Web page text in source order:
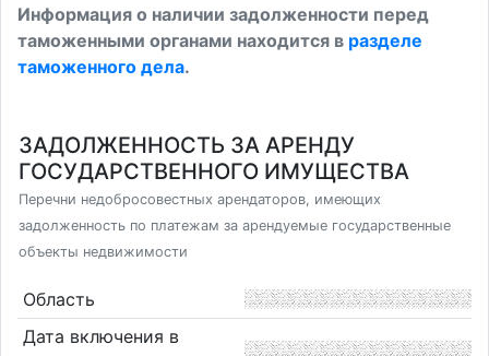
Информация о наличии задолженности перед
таможенными органами находится в разделе
таможенного дела.
ЗАДОЛЖЕННОСТЬ ЗА АРЕНДУ
ГОСУДАРСТВЕННОГО ИМУЩЕСТВА
Перечни недобросовестных арендаторов, имеющих
задолженность по платежам за арендуемые государственные
объекты недвижимости
Область
Дата включения в